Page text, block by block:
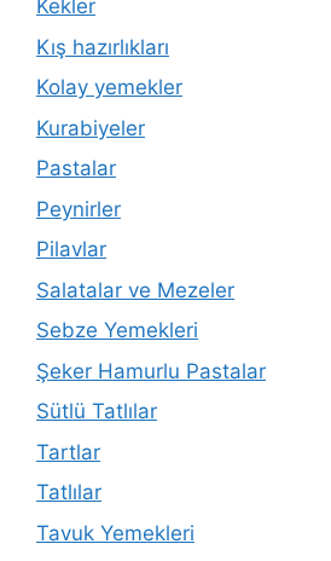
Kekler
Kış hazırlıkları
Kolay yemekler
Kurabiyeler
Pastalar
Peynirler
Pilavlar
Salatalar ve Mezeler
Sebze Yemekleri
Şeker Hamurlu Pastalar
Sütlü Tatlılar
Tartlar
Tatlılar
Tavuk Yemekleri